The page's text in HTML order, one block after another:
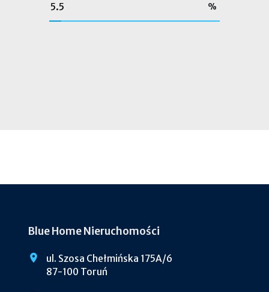
%
Blue Home Nieruchomości
ul. Szosa Chełmińska 175A/6
87-100 Toruń